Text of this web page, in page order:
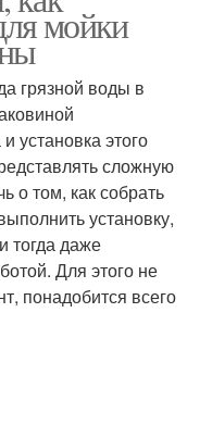
мойки
грязной воды в
установка этого
сложную
о том, как собрать
установку,
тогда даже
Для этого не
понадобится всего